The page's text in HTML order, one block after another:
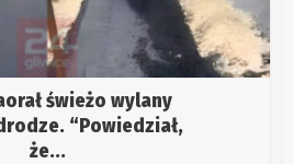
świeżo wylany
“Powiedział,
że...